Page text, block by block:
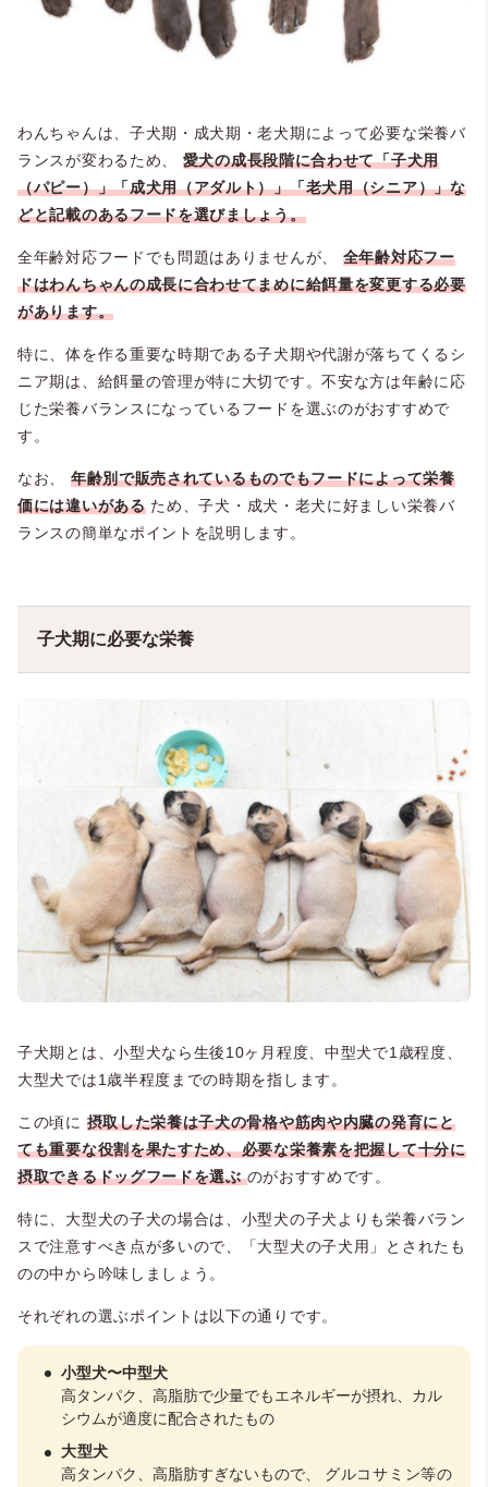
わんちゃんは、子犬期・成犬期・老犬期によって必要な栄養バ
ランスが変わるため、 愛犬の成長段階に合わせて「子犬用
（パピー）」「成犬用（アダルト）」「老犬用（シニア）」な
どと記載のあるフードを選びましょう。
全年齢対応フードでも問題はありませんが、 全年齢対応フー
ドはわんちゃんの成長に合わせてまめに給餌量を変更する必要
があります。
特に、体を作る重要な時期である子犬期や代謝が落ちてくるシ
ニア期は、給餌量の管理が特に大切です。不安な方は年齢に応
じた栄養バランスになっているフードを選ぶのがおすすめで
す。
なお、 年齢別で販売されているものでもフードによって栄養
価には違いがあるため、子犬・成犬・老犬に好ましい栄養バ
ランスの簡単なポイントを説明します。
子犬期に必要な栄養
子犬期とは、小型犬なら生後10ヶ月程度、中型犬で1歳程度、
大型犬では1歳半程度までの時期を指します。
この頃に 摂取した栄養は子犬の骨格や筋肉や内臓の発育にと
ても重要な役割を果たすため、必要な栄養素を把握して十分に
摂取できるドッグフードを選ぶのがおすすめです。
特に、大型犬の子犬の場合は、小型犬の子犬よりも栄養バラン
スで注意すべき点が多いので、「大型犬の子犬用」とされたも
のの中から吟味しましょう。
それぞれの選ぶポイントは以下の通りです。
小型犬〜中型犬
高タンパク、高脂肪で少量でもエネルギーが摂れ、カル
シウムが適度に配合されたもの
大型犬
高タンパク、高脂肪すぎないもので、 グルコサミン等の